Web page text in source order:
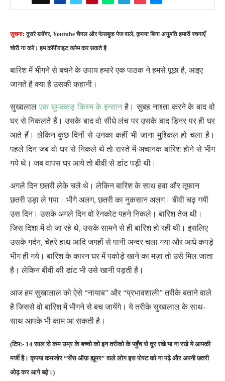
सूचना: दूसरे ब्लॉगर, Youtube चैनल और फेसबुक पेज वाले, कृपया बिना अनुमति हमारी रचनाएँ
चोरी ना करे। हम कॉपीराइट क्लेम कर सकते है
बारिश में भीगने से बचने के उपाय हमारे एक पाठक ने हमसे पूछा है, आइए
जानते है क्या है उसकी कहानी।
सुखालाल एक घुमक्कड़ किस्म के इन्सानहै। सुबह नाश्ता करने के बाद वो
घर से निकलते हैं। उसके बाद वो सीधे लंच पर उसके बाद डिनर पर ही घर
आते हैं। लेकिन कुछ दिनों से उनका कहीं भी जाना मुश्किल हो चला है।
पहले दिन जब वो घर से निकले थे तो रास्ते में अचानक बारिश होने से भीग
गये थे। जब वापस घर आये तो बीवी से डांट पड़ी थी।
अगले दिन छतरी लेके चले थे। लेकिन बारिश के साथ हवा और तूफान
छतरी उड़ा ले गया। भीगे अलग, छतरी का नुकसान अलग। बीवी चढ़ गयी
उस दिन। उसके अगले दिन वो रेनकोट पहने निकले। बारिश तेज थी।
जिस दिशा में वो जा रहे थे, उसके सामने से ही बारिश हो रही थी। इसलिए
उसके गर्दन, चेहरे हाथ आदि जगहों से पानी अन्दर चला गया और आधे कपड़े
भीग ही गये। बारिश के कारन घर में पकोड़े खाने का मज़ा तो उसे मिल जाता
है। लेकिन बीवी की डांट भी उसे खानी पड़ती है।
आज हम सुखालाल को ऐसे “नायाब” और “प्रभावशाली” तरीके बताने वाले
है जिससे वो बारिश में भीगने से बच जायेंगे। ये तरीके सुखालाल के साथ-
साथ आपके भी काम आ सकती है।
(टिप:- 14 साल से कम उम्र के बच्चो को इन तरीको के पहुँच से दूर रखे या ना रखे ये आपकी
मर्जी है। कृपया कमजोर “सेंस ऑफ़ ह्यूमर” वाले लोग इस पोस्ट को ना पढ़े और अपनी छतरी
ओढ़ कर आगे बढ़े।)